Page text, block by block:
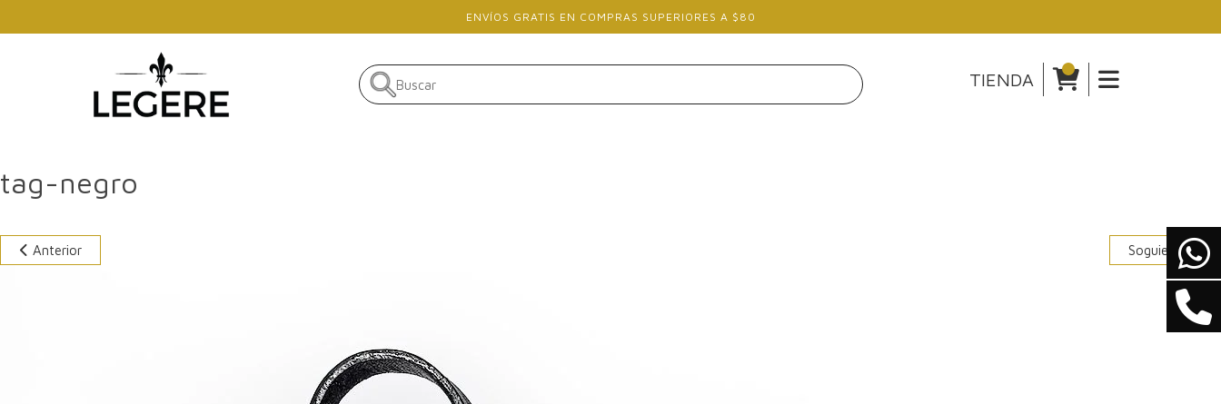
ENVÍOS GRATIS EN COMPRAS SUPERIORES A $80
TIENDA
tag-negro
Anterior Soguiente